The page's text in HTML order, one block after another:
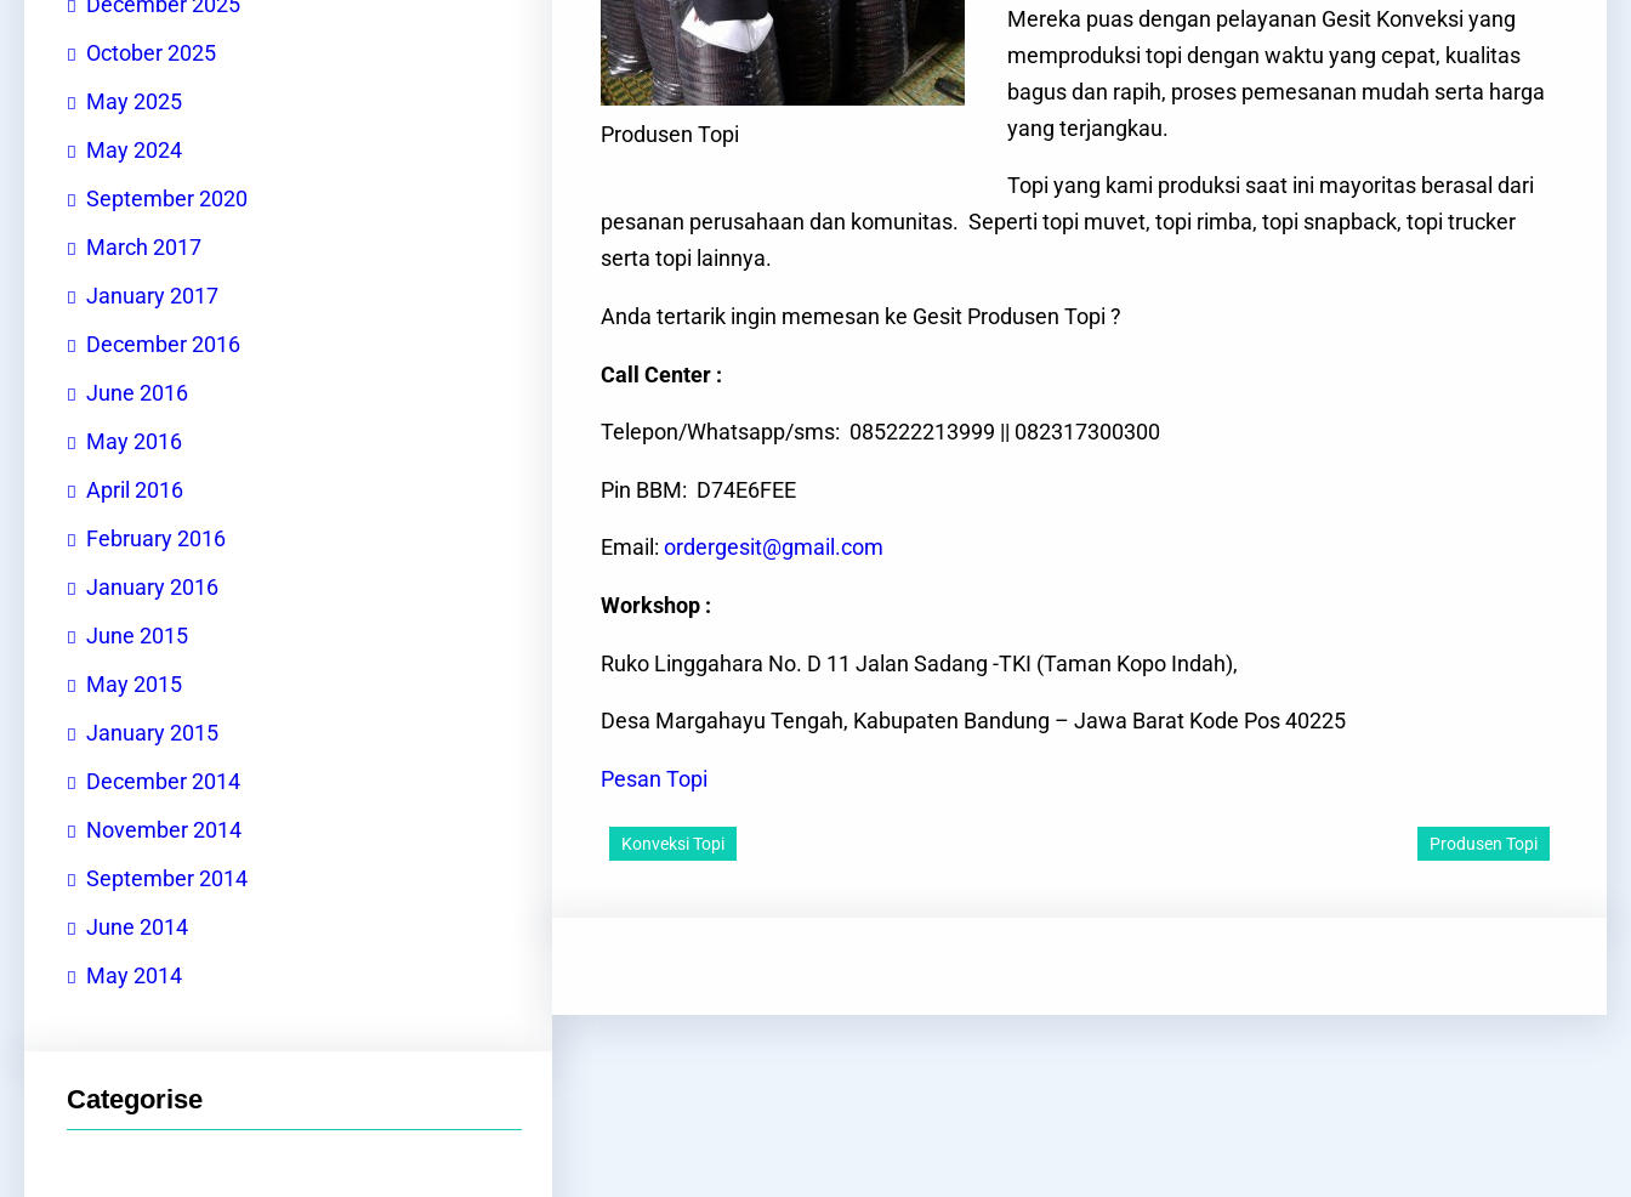
October 2025
May 2025
May 2024
September 2020
March 2017
January 2017
December 2016
June 2016
May 2016
April 2016
February 2016
January 2016
June 2015
May 2015
January 2015
December 2014
November 2014
September 2014
June 2014
May 2014
Categorise
Produsen Topi
Mereka puas dengan pelayanan Gesit Konveksi yang
memproduksi topi dengan waktu yang cepat, kualitas
bagus dan rapih, proses pemesanan mudah serta harga
yang terjangkau.
Topi yang kami produksi saat ini mayoritas berasal dari
pesanan perusahaan dan komunitas. Seperti topi muvet, topi rimba, topi snapback, topi trucker
serta topi lainnya.
Anda tertarik ingin memesan ke Gesit Produsen Topi ?
Call Center :
Telepon/Whatsapp/sms: 085222213999 || 082317300300
Pin BBM: D74E6FEE
Email: ordergesit@gmail.com
Workshop :
Ruko Linggahara No. D 11 Jalan Sadang -TKI (Taman Kopo Indah),
Desa Margahayu Tengah, Kabupaten Bandung – Jawa Barat Kode Pos 40225
Pesan Topi
Konveksi Topi Produsen Topi